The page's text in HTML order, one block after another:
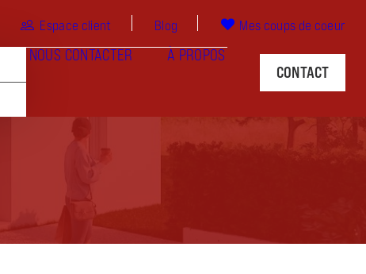
Espace client Blog Mes coups de coeur
NOUS CONTACTER
À PROPOS
CONTACT